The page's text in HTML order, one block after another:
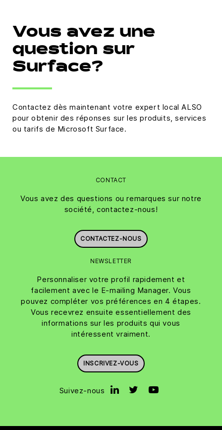
Vous avez une
question sur
Surface?
Contactez dès maintenant votre expert local ALSO
pour obtenir des réponses sur les produits, services
ou tarifs de Microsoft Surface.
CONTACT
Vous avez des questions ou remarques sur notre
société, contactez-nous!
CONTACTEZ-NOUS
NEWSLETTER
Personnaliser votre profil rapidement et
facilement avec le E-mailing Manager. Vous
pouvez compléter vos préférences en 4 étapes.
Vous recevrez ensuite essentiellement des
informations sur les produits qui vous
intéressent vraiment.
INSCRIVEZ-VOUS
Suivez-nous